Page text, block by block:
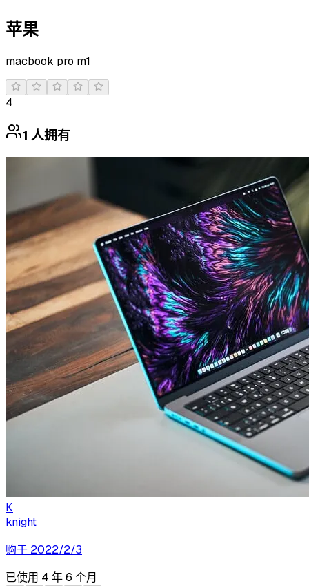
苹果
macbook pro m1
4
1 人拥有
K
knight
购于 2022/2/3
已使用 4 年 6 个月